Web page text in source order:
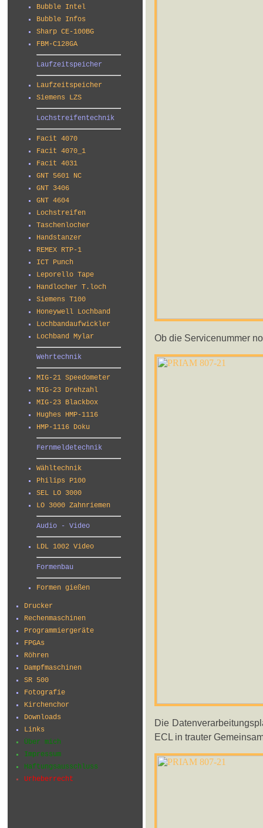
Bubble Intel
Bubble Infos
Sharp CE-100BG
FBM-C128GA
Laufzeitspeicher
Laufzeitspeicher
Siemens LZS
Lochstreifentechnik
Facit 4070
Facit 4070_1
Facit 4031
GNT 5601 NC
GNT 3406
GNT 4604
Lochstreifen
Taschenlocher
Handstanzer
REMEX RTP-1
ICT Punch
Leporello Tape
Handlocher T.loch
Siemens T100
Honeywell Lochband
Lochbandaufwickler
Lochband Mylar
Wehrtechnik
MIG-21 Speedometer
MIG-23 Drehzahl
MIG-23 Blackbox
Hughes HMP-1116
HMP-1116 Doku
Fernmeldetechnik
Wähltechnik
Philips P100
SEL LO 3000
LO 3000 Zahnriemen
Audio - Video
LDL 1002 Video
Formenbau
Formen gießen
Drucker
Rechenmaschinen
Programmiergeräte
FPGAs
Röhren
Dampfmaschinen
SR 500
Fotografie
Kirchenchor
Downloads
Links
Über mich
Impressum
Haftungsausschluss
Urheberrecht
Ob die Servicenummer
Die
ECL in trauter